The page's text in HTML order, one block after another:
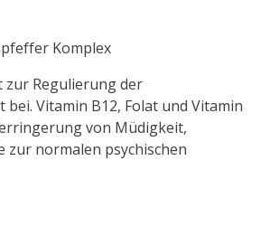
Komplex
zur Regulierung der
Vitamin B12, Folat und Vitamin
von Müdigkeit,
zur normalen psychischen